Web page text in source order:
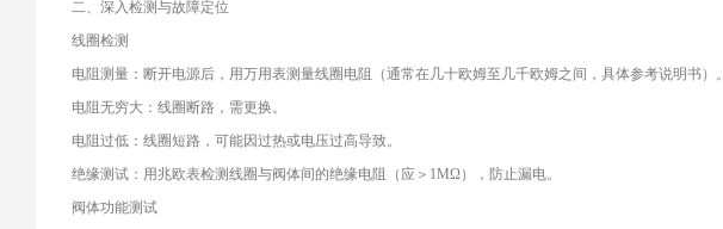
二、深入检测与故障定位
线圈检测
电阻测量：断开电源后，用万用表测量线圈电阻（通常在几十欧姆至几千欧姆之间，具体参考说明书）。
电阻无穷大：线圈断路，需更换。
电阻过低：线圈短路，可能因过热或电压过高导致。
绝缘测试：用兆欧表检测线圈与阀体间的绝缘电阻（应＞1MΩ），防止漏电。
阀体功能测试